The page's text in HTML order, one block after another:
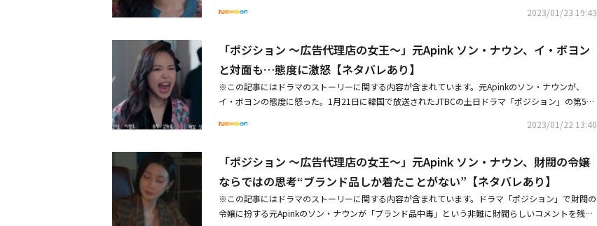
出した。カン・ハンナが「どういうことか」と聞くと、彼女は「何も知らないくせに、勝手なことを
ら。こんなトラブルなら私は歓迎です」と説明し、応じた。
ナ（ソン・ナウン）がパク・ヨンウ（ハン・ジュヌ）に異性としての好感を示した。同日、カン・ハ
ョル（チョン・グクファン）は、彼女に「作男でも、全部同じではない。主より頭の回転が不思議な
ほど早い作男がいる。その時は、嫉妬するのではなく、必ず君の人にするんだ」とアドバイスしてい
た。パク・ヨンウが「不思議な作男」だと思ったカン・ハンナは、突然パク・ヨンウに「パク次長、
恋人いないよね？ 昨日できたとか、今日できる予定とか、そんなのないよね？」と質問した。パ
ク・ヨンウは「突然何を言っているんですか？」と答えを避けたが、カン・ハンナが答えを求めると
「いません。予定もないです」と答えた。カン・ハンナは「見れば見るほど、あなたは他の子にはあ
ウは「それはできません。僕とは、絶対にダメです」と断ったが、それは誤解だった。カン・ハンナ
がSomeになりたいと思ったのは、パク・ヨンウではなくVC企画の二人の常務、コ・アイン（イ・ボ
ヨン）とチェ・チャンス（チョ・ソンハ）だった。Someというのも、社内政治に例えただけだっ
た。カン・ハンナは誤解をしたパク・ヨンウに「すでに私のものなのに、Someになんかなる？」と
2023/01/23 19:43
「ポジション ～広告代理店の女王～」元Apink ソン・ナウン、イ・ボヨン
と対面も…態度に激怒【ネタバレあり】
※この記事にはドラマのストーリーに関する内容が含まれています。元Apinkのソン・ナウンが、
イ・ボヨンの態度に怒った。1月21日に韓国で放送されたJTBCの土日ドラマ「ポジション」の第5話
は、常務になったカン・ハンナと初めて挨拶する際、「常務は初めてですよね？ 代理店、いや会社
にやらせてもいないことをして事故を起こさないように。今後気になることがあればいつでも私の部
屋に来て」と話した。カン・ハンナはその後、クールに背を向けたコ・アインを呼んで「部屋がどこ
なのか教えてから行って」と言ったが、コ・アインは「そうだろう。私の部屋がどこなのかも分から
ない。それも聞いて来なさい」と答え、カン・ハンナを傷つけた。カン・ハンナは自分の事務所に入
ってから怒りを露わにした。カン・ハンナはカバンを投げ捨て、大声で「完全に狂った奴じゃない。
2023/01/22 13:40
「ポジション ～広告代理店の女王～」元Apink ソン・ナウン、財閥の令嬢
ならではの思考“ブランド品しか着たことがない”【ネタバレあり】
※この記事にはドラマのストーリーに関する内容が含まれています。ドラマ「ポジション」で財閥の
令嬢に扮する元Apinkのソン・ナウンが「ブランド品中毒」という非難に財閥らしいコメントを残し